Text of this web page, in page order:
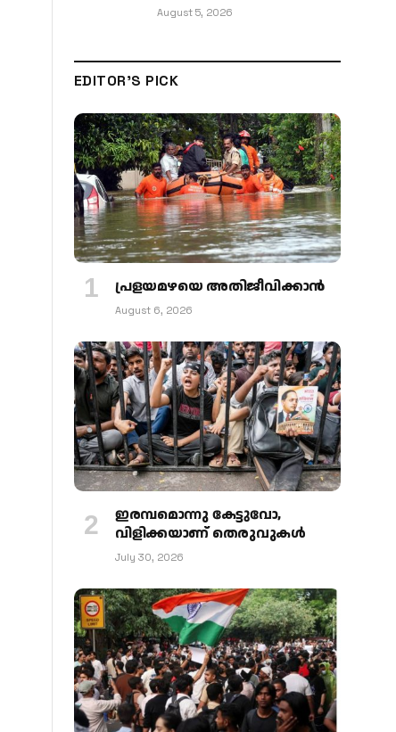
August 5, 2026
EDITOR'S PICK
പ്രളയമഴയെ അതിജീവിക്കാന്‍
August 6, 2026
ഇരമ്പമൊന്നു കേട്ടുവോ,
വിളിക്കയാണ് തെരുവുകള്‍
July 30, 2026